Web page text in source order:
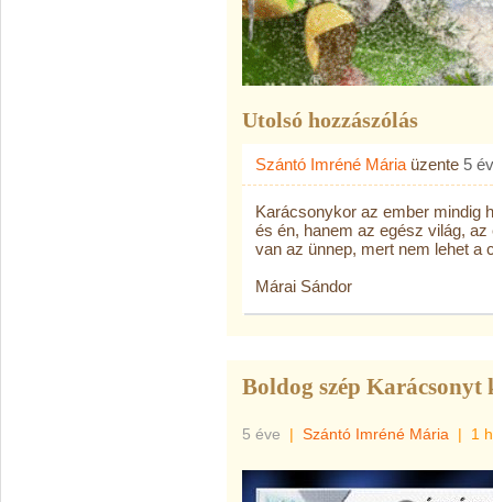
Utolsó hozzászólás
Szántó Imréné Mária üzente 5
Karácsonykor az ember mindig
és én, hanem az egész világ,
van az ünnep, mert nem lehet a
Márai Sándor
Boldog szép
5 éve | Szántó Imréné Mária | 1